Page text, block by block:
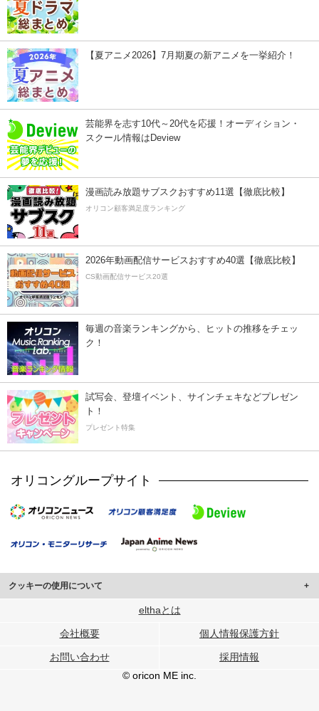
【夏アニメ2026】7月期夏の新アニメを一挙紹介！
芸能界を志す10代～20代を応援！オーディション・
スクール情報はDeview
漫画読み放題サブスクおすすめ11選【徹底比較】
オリコン顧客満足度ランキング
2026年動画配信サービスおすすめ40選【徹底比較】
CS動画配信サービス20選
毎週の音楽ランキングから、ヒットの推移をチェッ
ク！
試写会、登壇イベント、サインチェキなどプレゼン
ト！
プレゼント特集
オリコングループサイト
クッキーの使用について
このサイトでは Cookie を使用して、ユーザーに合わせたコンテンツや広告の
行っています。
メディアや広告配信、データ解析の各パートナーに提供しています。
各パートナーは、この情報とユーザーが各パートナーに提供した他の情報や、
ユーザーが各パートナーのサービスを使用したときに収集した他の情報を組み
elthaとは
会社概要 個人情報保護方針
お問い合わせ
採用情報
© oricon ME inc.